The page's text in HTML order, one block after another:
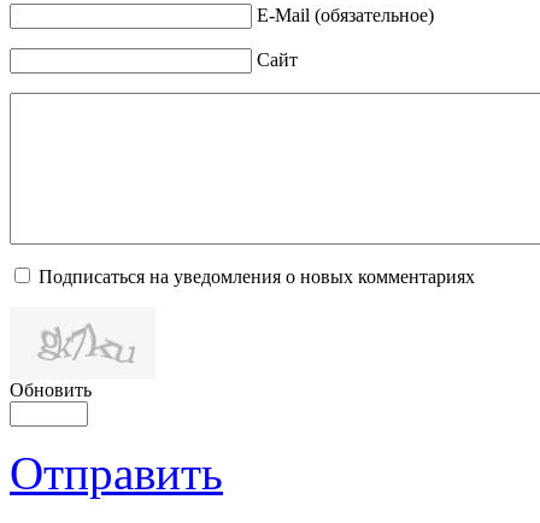
E-Mail (обязательное)
Сайт
Подписаться на уведомления о новых комментариях
Обновить
Отправить